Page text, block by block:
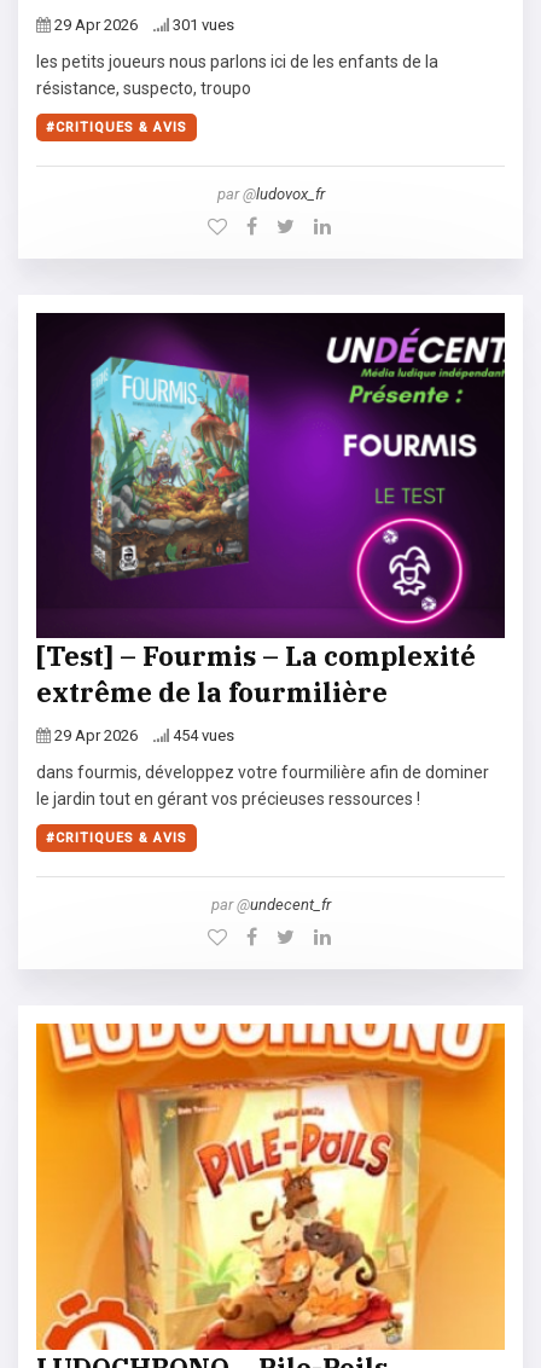
29 Apr 2026 301 vues
les petits joueurs nous parlons ici de les enfants de la
résistance, suspecto, troupo
CRITIQUES & AVIS
par @ludovox_fr
[Test] – Fourmis – La complexité
extrême de la fourmilière
29 Apr 2026 454 vues
dans fourmis, développez votre fourmilière afin de dominer
le jardin tout en gérant vos précieuses ressources !
CRITIQUES & AVIS
par @undecent_fr